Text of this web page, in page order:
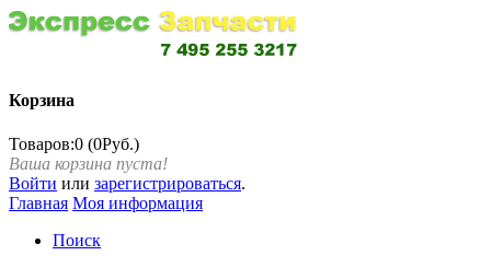
Корзина
Товаров:0 (0Руб.)
Ваша корзина пуста!
Войти или зарегистрироваться.
Главная Моя информация
Поиск